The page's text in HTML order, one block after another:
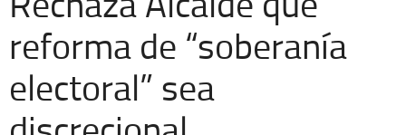
Economía
Espectáculos
reforma de “soberanía
electoral” sea